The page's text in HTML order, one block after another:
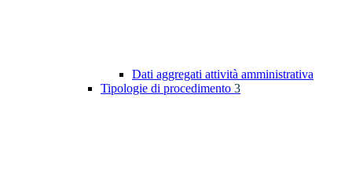
Dati aggregati attività amministrativa
Tipologie di procedimento 3